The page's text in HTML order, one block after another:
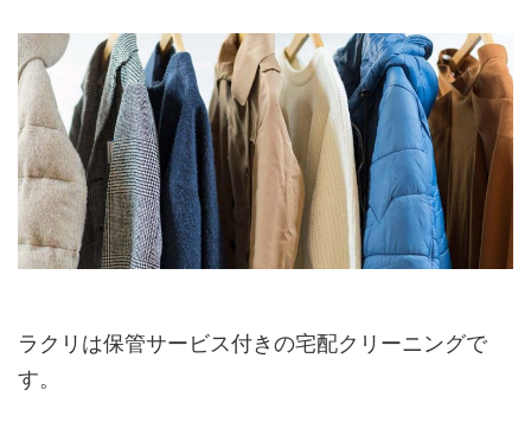
ラクリは保管サービス付きの宅配クリーニングで
す。